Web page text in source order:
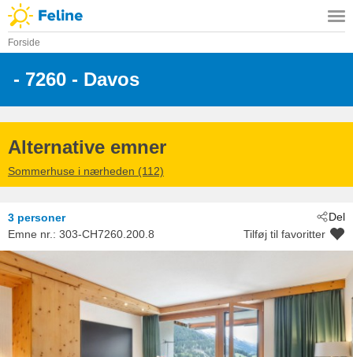
Forside
- 7260 - Davos
Alternative emner
Sommerhuse i nærheden (112)
Del
3 personer
Emne nr.: 303-CH7260.200.8 Tilføj til favoritter